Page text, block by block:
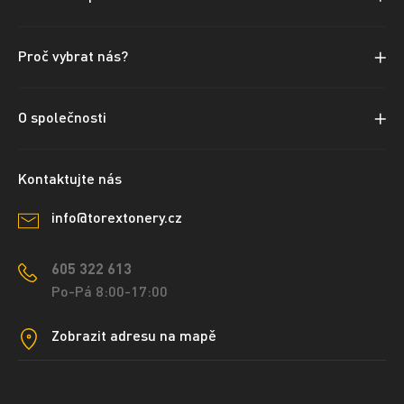
Proč vybrat nás?
O společnosti
Kontaktujte nás
info@torextonery.cz
605 322 613
Po-Pá 8:00-17:00
Zobrazit adresu na mapě